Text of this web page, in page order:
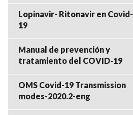
Lopinavir- Ritonavir en Covid-
19
Manual de prevención y
tratamiento del COVID-19
OMS Covid-19 Transmission
modes-2020.2-eng